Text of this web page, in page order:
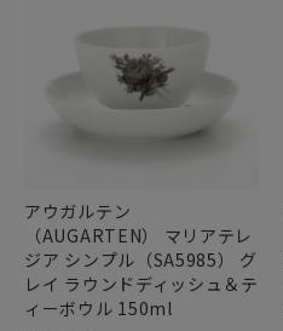
アウガルテン
（AUGARTEN） マリアテレ
ジア シンプル（SA5985） グ
レイ ラウンドディッシュ＆テ
ィーボウル 150ml